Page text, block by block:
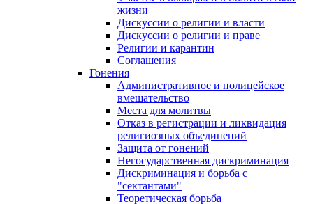
жизни
Дискуссии о религии и власти
Дискуссии о религии и праве
Религии и карантин
Соглашения
Гонения
Административное и полицейское
вмешательство
Места для молитвы
Отказ в регистрации и ликвидация
религиозных объединений
Защита от гонений
Негосударственная дискриминация
Дискриминация и борьба с
"сектантами"
Теоретическая борьба